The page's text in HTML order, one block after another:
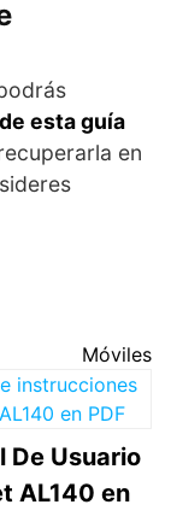
esta guía
en
Móviles
De Usuario
AL140 en